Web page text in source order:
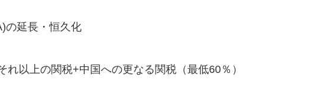
の延長・恒久化
れ以上の関税+中国への更なる関税（最低60％）